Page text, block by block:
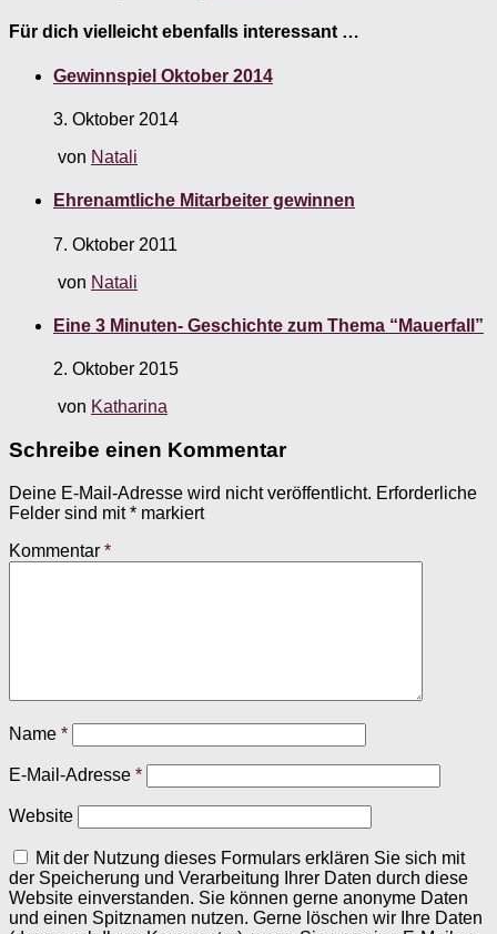
Für dich vielleicht ebenfalls interessant …
Gewinnspiel Oktober 2014
3. Oktober 2014
von Natali
Ehrenamtliche Mitarbeiter gewinnen
7. Oktober 2011
von Natali
Eine 3 Minuten- Geschichte zum Thema “Mauerfall”
2. Oktober 2015
von Katharina
Schreibe einen Kommentar
Deine E-Mail-Adresse wird nicht veröffentlicht. Erforderliche
Felder sind mit* markiert
Kommentar *
Name *
E-Mail-Adresse *
Website
Mit der Nutzung dieses Formulars erklären Sie sich mit
der Speicherung und Verarbeitung Ihrer Daten durch diese
Website einverstanden. Sie können gerne anonyme Daten
und einen Spitznamen nutzen. Gerne löschen wir Ihre Daten